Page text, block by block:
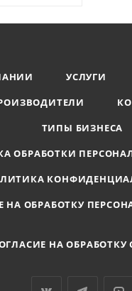
УСЛУГИ
ТИПЫ БИЗНЕСА
ОБРАБОТКИ
НА ОБРАБОТКУ
НА ОБРАБОТКУ